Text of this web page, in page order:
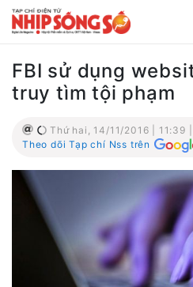
FBI sử dụng
truy tìm tội phạm
Thứ hai, 14/11/2016 | 11:39 |
Theo dõi Tạp chí Nss trên